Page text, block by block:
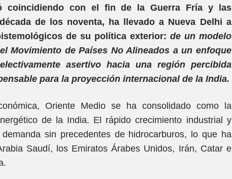
coincidiendo con el fin de la Guerra Fría y las
de los noventa, ha llevado a Nueva Delhi a
de su política exterior: de un modelo
Movimiento de Países No Alineados a un enfoque
asertivo hacia una región percibida
para la proyección internacional de la India.
Oriente Medio se ha consolidado como la
de la India. El rápido crecimiento industrial y
sin precedentes de hidrocarburos, lo que ha
Saudí, los Emiratos Árabes Unidos, Irán, Catar e